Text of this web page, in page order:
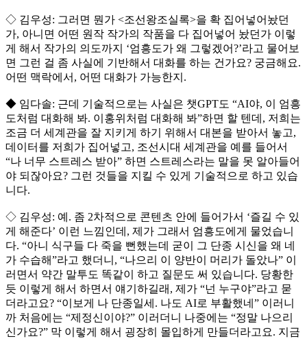
◇ 김우성: 그러면 뭔가 <조선왕조실록>을 확 집어넣어놨던
가, 아니면 어떤 원작 작가의 작품을 다 집어넣어 놨던가 이렇
게 해서 작가의 의도까지 ‘엄흥도가 왜 그렇겠어?’라고 물어보
면 그런 걸 좀 사실에 기반해서 대화를 하는 건가요? 궁금해요.
어떤 맥락에서, 어떤 대화가 가능한지.
◆ 임다솔: 근데 기술적으로는 사실은 챗GPT도 “AI야, 이 엄흥
도처럼 대화해 봐. 이홍위처럼 대화해 봐”하면 할 텐데, 저희는
조금 더 세계관을 잘 지키게 하기 위해서 대본을 받아서 놓고,
데이터를 저희가 집어넣고, 조선시대 세계관을 예를 들어서
“나 너무 스트레스 받아” 하면 스트레스라는 말을 못 알아들어
야 되잖아요? 그런 것들을 지킬 수 있게 기술적으로 하고 있습
니다.
◇ 김우성: 예. 좀 2차적으로 콘텐츠 안에 들어가서 ‘즐길 수 있
게 해준다’ 이런 느낌인데, 제가 그래서 엄흥도에게 물었습니
다. “아니 식구들 다 죽을 뻔했는데 굳이 그 단종 시신을 왜 네
가 수습해”라고 했더니, “나으리 이 양반이 머리가 돌았나” 이
러면서 약간 말투도 똑같이 하고 질문도 써 있습니다. 당황한
듯 이렇게 해서 하면서 얘기하길래, 제가 “넌 누구야”라고 묻
더라고요? “이보게 나 단종일세. 나도 AI로 부활했네” 이러니
까 처음에는 “제정신이야?” 이러더니 나중에는 “정말 나으리
신가요?” 막 이렇게 해서 굉장히 몰입하게 만들더라고요. 지금